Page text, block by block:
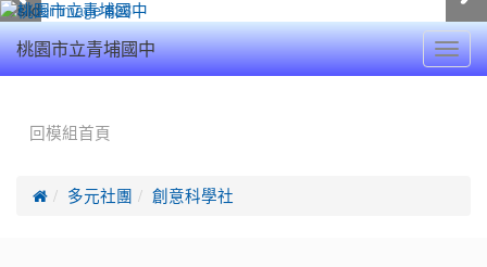
桃園市立青埔國中
回模組首頁
 多元社團 創意科學社